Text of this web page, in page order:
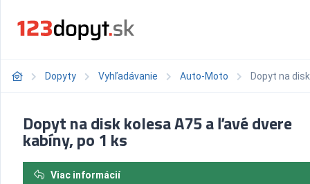
Dopyty Vyhľadávanie Auto-Moto Dopyt na
Dopyt na disk kolesa A75 a ľavé dvere
kabíny, po 1 ks
Viac informácií